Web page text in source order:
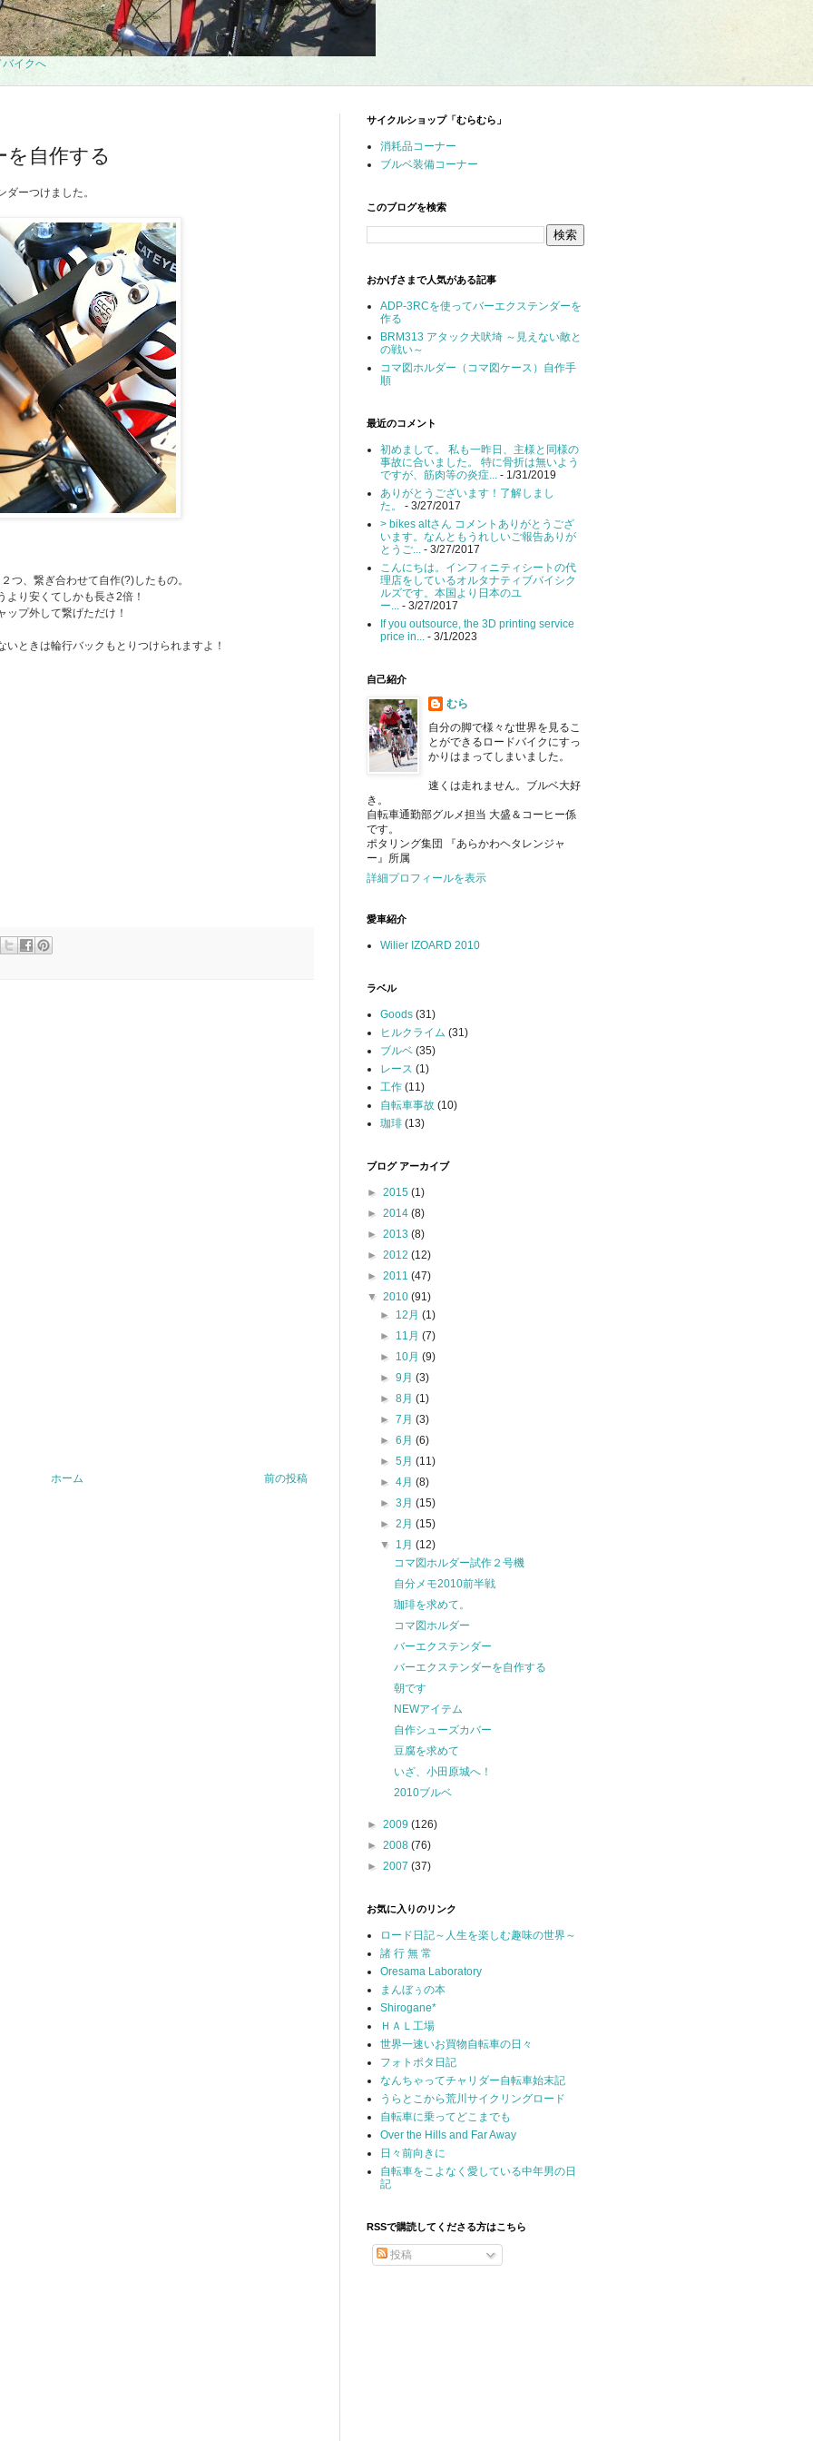
自作する
ーつけました。
つ、繋ぎ合わせて自作(?)したもの。
り安くてしかも長さ2倍！
プ外して繋げただけ！
ときは輪行バックもとりつけられますよ！
前の投稿
ホーム
サイクルショップ「むらむら」
消耗品コーナー
ブルベ装備コーナー
このブログを検索
おかげさまで人気がある記事
ADP-3RCを使ってバーエクステンダーを
作る
BRM313 アタック犬吠埼 ～見えない敵と
の戦い～
コマ図ホルダー（コマ図ケース）自作手
順
最近のコメント
初めまして。 私も一昨日、主様と同様の
事故に合いました。 特に骨折は無いよう
ですが、筋肉等の炎症... - 1/31/2019
ありがとうございます！了解しまし
た。
- 3/27/2017
> bikes altさん コメントありがとうござ
います。なんともうれしいご報告ありが
とうご... - 3/27/2017
こんにちは。インフィニティシートの代
理店をしているオルタナティブバイシク
ルズです。本国より日本のユ
ー... - 3/27/2017
If you outsource, the 3D printing service
price in... - 3/1/2023
自己紹介
むら
自分の脚で様々な世界を見るこ
とができるロードバイクにすっ
かりはまってしまいました。
速くは走れません。ブルベ大好
き。
自転車通勤部グルメ担当 大盛＆コーヒー係
です。
ポタリング集団 『あらかわヘタレンジャ
ー』所属
詳細プロフィールを表示
愛車紹介
Wilier IZOARD 2010
ラベル
Goods (31)
ヒルクライム (31)
ブルベ (35)
レース (1)
工作 (11)
自転車事故 (10)
珈琲 (13)
ブログ アーカイブ
► 2015 (1)
► 2014 (8)
► 2013 (8)
► 2012 (12)
► 2011 (47)
▼ 2010 (91)
► 12月(1)
► 11月(7)
► 10月(9)
►9月(3)
►8月(1)
►7月(3)
►6月(6)
►5月(11)
►4月(8)
►3月(15)
►2月(15)
▼ 1月(12)
コマ図ホルダー試作２号機
自分メモ2010前半戦
珈琲を求めて。
コマ図ホルダー
バーエクステンダー
バーエクステンダーを自作する
朝です
NEWアイテム
自作シューズカバー
豆腐を求めて
いざ、小田原城へ！
2010ブルベ
► 2009 (126)
► 2008 (76)
► 2007 (37)
お気に入りのリンク
ロード日記～人生を楽しむ趣味の世界～
諸 行 無 常
Oresama Laboratory
まんぼぅの本
Shirogane*
ＨＡＬ工場
世界一速いお買物自転車の日々
フォトポタ日記
なんちゃってチャリダー自転車始末記
うらとこから荒川サイクリングロード
自転車に乗ってどこまでも
Over the Hills and Far Away
日々前向きに
自転車をこよなく愛している中年男の日
記
RSSで購読してくださる方はこちら
投稿